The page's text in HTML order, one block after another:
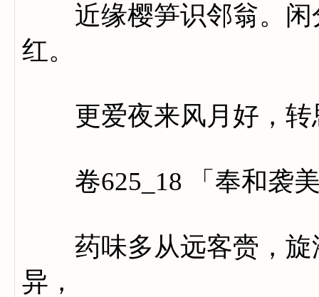
近缘樱笋识邻翁。闲
红。
更爱夜来风月好，转
卷625_18 「奉和袭美
药味多从远客赍，旋
异，